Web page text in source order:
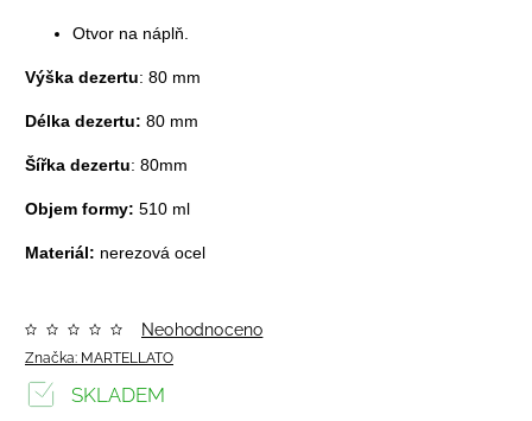
Otvor na náplň.
Výška dezertu: 80 mm
Délka dezertu: 80 mm
Šířka dezertu: 80mm
Objem formy: 510 ml
Materiál: nerezová ocel
Značka: MARTELLATO
Neohodnoceno
SKLADEM